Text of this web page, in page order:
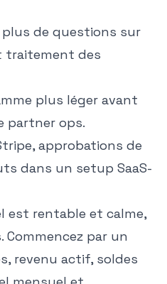
de questions sur
traitement des
plus léger avant
partner ops.
approbations de
dans un setup SaaS-
est rentable et calme,
Commencez par un
revenu actif, soldes